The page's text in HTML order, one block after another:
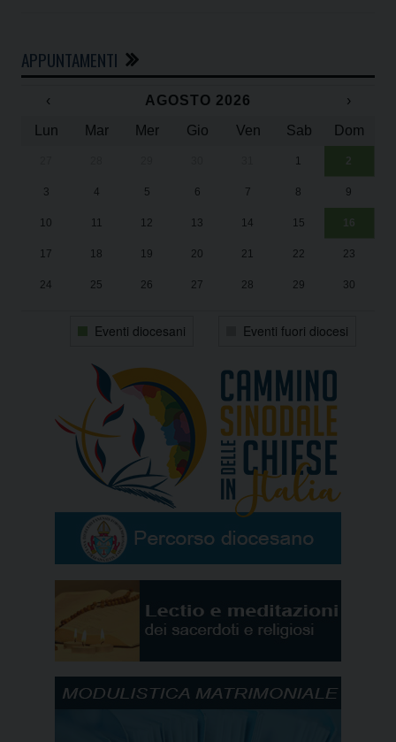
APPUNTAMENTI
‹ AGOSTO 2026
›
Lun
Mar Mer Gio Ven Sab Dom
1 2
3 4 5 6 7 8 9
10 11 12 13 14 15 16
17 18 19 20 21 22 23
24 25 26 27 28 29 30
Eventi diocesani Eventi fuori diocesi